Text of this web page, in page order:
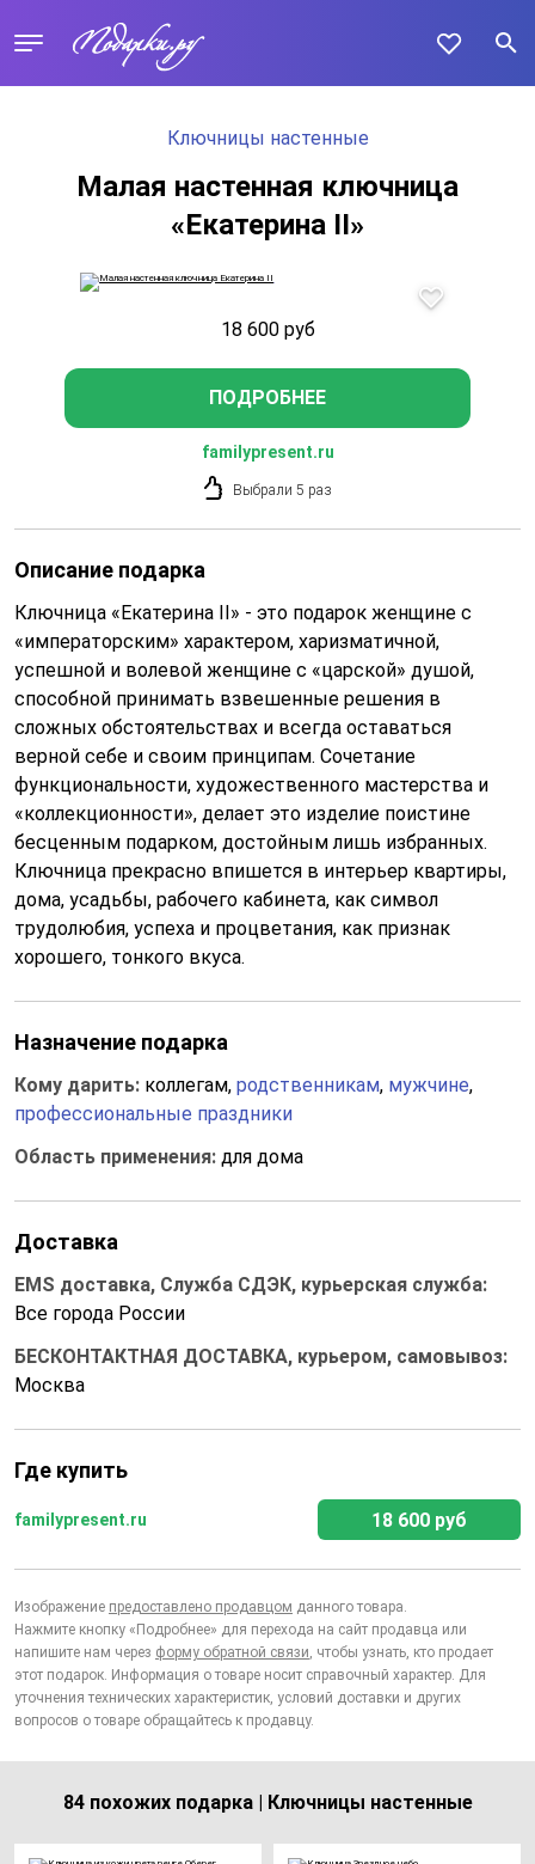
Ключницы настенные
Малая настенная ключница
«Екатерина II»
18 600 руб
ПОДРОБНЕЕ
familypresent.ru
Выбрали 5 раз
Описание подарка
Ключница «Екатерина II» - это подарок женщине с
«императорским» характером, харизматичной,
успешной и волевой женщине с «царской» душой,
способной принимать взвешенные решения в
сложных обстоятельствах и всегда оставаться
верной себе и своим принципам. Сочетание
функциональности, художественного мастерства и
«коллекционности», делает это изделие поистине
бесценным подарком, достойным лишь избранных.
Ключница прекрасно впишется в интерьер квартиры,
дома, усадьбы, рабочего кабинета, как символ
трудолюбия, успеха и процветания, как признак
хорошего, тонкого вкуса.
Назначение подарка
Кому дарить: коллегам, родственникам, мужчине,
профессиональные праздники
Область применения: для дома
Доставка
EMS доставка, Служба СДЭК, курьерская служба:
Все города России
БЕСКОНТАКТНАЯ ДОСТАВКА, курьером, самовывоз:
Москва
Где купить
familypresent.ru 18 600 руб
Изображение предоставлено продавцом данного товара.
Нажмите кнопку «Подробнее» для перехода на сайт продавца или
напишите нам через форму обратной связи, чтобы узнать, кто продает
этот подарок. Информация о товаре носит справочный характер. Для
уточнения технических характеристик, условий доставки и других
вопросов о товаре обращайтесь к продавцу.
84 похожих подарка | Ключницы настенные